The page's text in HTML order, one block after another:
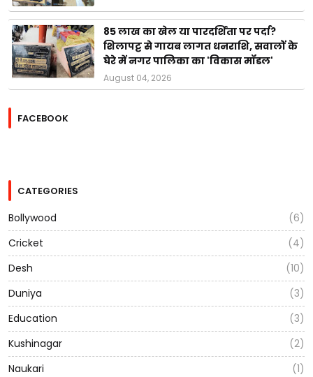
85 लाख का खेल या पारदर्शिता पर पर्दा?
शिलापट्ट से गायब लागत धनराशि, सवालों के
घेरे में नगर पालिका का 'विकास मॉडल'
August 04, 2026
FACEBOOK
CATEGORIES
Bollywood
(6)
Cricket
(4)
Desh
(10)
Duniya
(3)
Education
(3)
Kushinagar
(2)
Naukari
(1)